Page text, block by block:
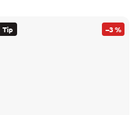
Tip –3 %